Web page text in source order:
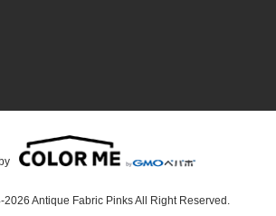
Antique Fabric Pinks All Right Reserved.